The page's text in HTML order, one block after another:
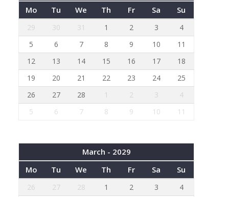
Mo Tu We Th Fr Sa Su
29 30 31 1 2 3
4
5
6 7 8 9 10
11
12
13 14 15 16 17
18
19
20 21 22 23 24
25
26
27 28 1 2 3
4
5
6 7 8 9 10 11
March - 2029
Mo
Tu We Th Fr Sa Su
26 27 28 1 2 3
4